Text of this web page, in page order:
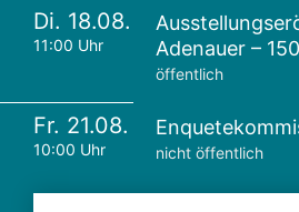
Di. 18.08.
11:00 Uhr
Adenauer –
öffentlich
Fr. 21.08.
10:00 Uhr nicht öffentlich